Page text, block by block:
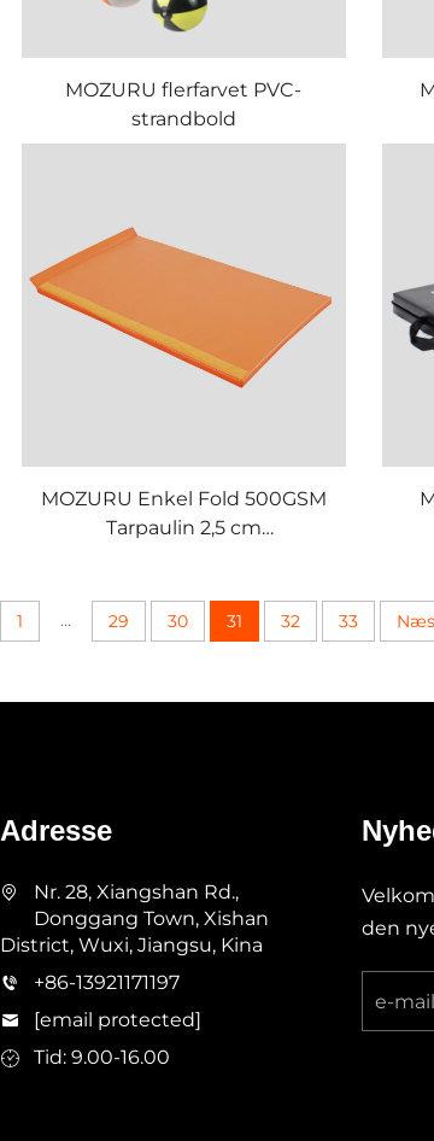
MOZURU flerfarvet PVC-
strandbold
MOZURU Enkel Fold 500GSM
Tarpaulin 2,5 cm
1 ... 29 30 31 32 33
Adresse
Nr. 28, Xiangshan Rd.,
Donggang Town, Xishan
District, Wuxi, Jiangsu, Kina
+86-13921171197
[email protected]
Tid: 9.00-16.00
den